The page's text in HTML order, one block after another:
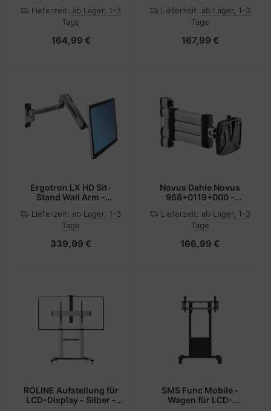
(Gelenkarm,
Adapterplatte,
Lieferzeit: ab Lager, 1-3
Tage
164,99 €
Aluminium, Stahl -
Schwarz -
81.3 cm (17"-32")
Lieferzeit: ab Lager, 1-3
Tage
167,99 €
Ergotron LX HD Sit-
Stand Wall Arm -
(Erweiterungsadapter,
VESA-Adapter, Steh-
Wandhalterung)
Lieferzeit: ab Lager, 1-3
Tage
339,99 €
Novus Dahle Novus
968+0119+000 -
Montagearm - Anthrazit
- Silber - Aluminium - 10
mm - 31,4 cm
Lieferzeit: ab Lager, 1-3
Tage
166,99 €
ROLINE Aufstellung für
LCD-Display - Silber -
SMS Func Mobile -
Wagen für LCD-